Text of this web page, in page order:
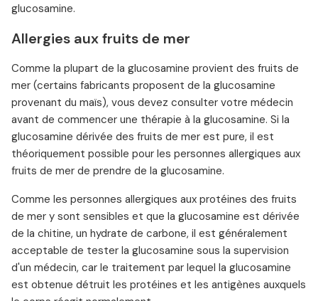
glucosamine.
Allergies aux fruits de mer
Comme la plupart de la glucosamine provient des fruits de
mer (certains fabricants proposent de la glucosamine
provenant du maïs), vous devez consulter votre médecin
avant de commencer une thérapie à la glucosamine. Si la
glucosamine dérivée des fruits de mer est pure, il est
théoriquement possible pour les personnes allergiques aux
fruits de mer de prendre de la glucosamine.
Comme les personnes allergiques aux protéines des fruits
de mer y sont sensibles et que la glucosamine est dérivée
de la chitine, un hydrate de carbone, il est généralement
acceptable de tester la glucosamine sous la supervision
d'un médecin, car le traitement par lequel la glucosamine
est obtenue détruit les protéines et les antigènes auxquels